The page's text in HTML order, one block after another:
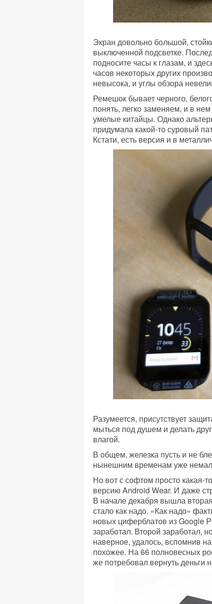
Экран довольно большой,
выключенной подсветке.
подносите часы к глазам, и
часов некоторых других
невысока, и углы обзора
Ремешок бывает черного,
понять, легко заменяем, и в
умелые китайцы. Однако
придумала какой-то суровый
Кстати, есть версия и в
Разумеется, присутствует
мыться под душем и делать
влагой.
В общем, железка пусть и не
нынешним временам уже
Но вот с софтом просто какая-
версию Android Wear. И даже
В начале декабря вышла
стало как надо. «Как надо»
новых циферблатов из Google
заработал. Второй заработал,
наверное, удалось, вспомнив
похожее. На 66 полновесных
же потребовал вернуть деньги